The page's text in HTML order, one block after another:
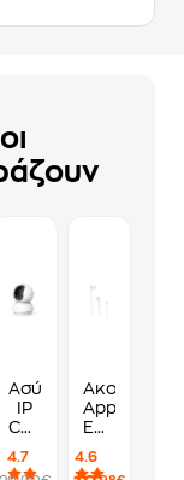
Ασύρματη
IP
Camera
Link
4.7
Ακουστικά
Apple
Earpods
USB-
4.6